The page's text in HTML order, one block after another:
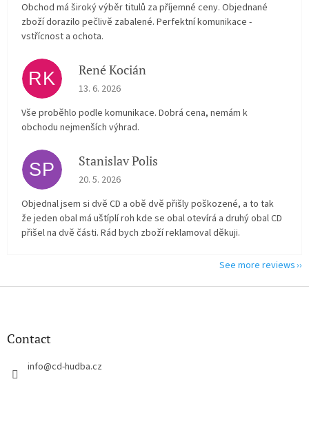
Obchod má široký výběr titulů za příjemné ceny. Objednané
zboží dorazilo pečlivě zabalené. Perfektní komunikace -
vstřícnost a ochota.
RK René Kocián
The store rating is 5 out of 5 stars.
13. 6. 2026
Vše proběhlo podle komunikace. Dobrá cena, nemám k
obchodu nejmenších výhrad.
SP Stanislav Polis
The store rating is 2 out of 5 stars.
20. 5. 2026
Objednal jsem si dvě CD a obě dvě přišly poškozené, a to tak
že jeden obal má uštíplí roh kde se obal otevírá a druhý obal CD
přišel na dvě části. Rád bych zboží reklamoval děkuji.
See more reviews
F
Contact
info@cd-hudba.cz